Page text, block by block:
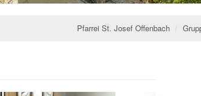
Pfarrei St. Josef Offenbach